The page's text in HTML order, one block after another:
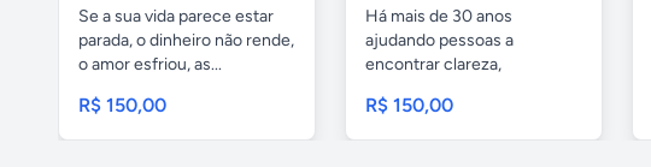
Se a sua vida parece estar
parada, o dinheiro não rende,
o amor esfriou, as...
R$ 150,00
Há mais de 30 anos
ajudando pessoas a
encontrar clareza,
R$ 150,00